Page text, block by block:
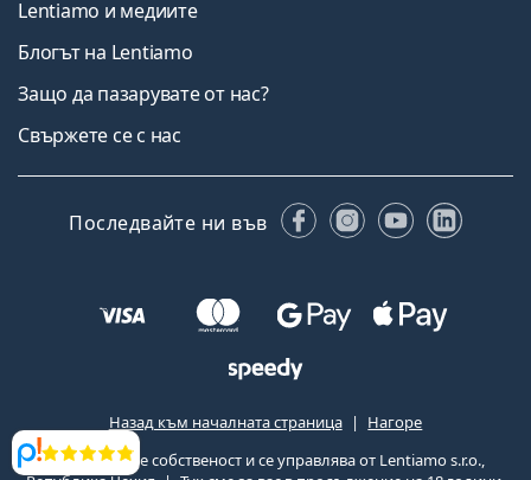
Прегледи
Lentiamo и медиите
Блогът на Lentiamo
Защо да пазарувате от нас?
Свържете се с нас
Последвайте ни във FacebookInstagram
YouTube
Назад към началната страница
Нагоре
Lentiamo.bg е собственост и се управлява от Lentiamo s.r.o.,